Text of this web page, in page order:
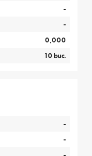
-
-
0,000
10 buc.
-
-